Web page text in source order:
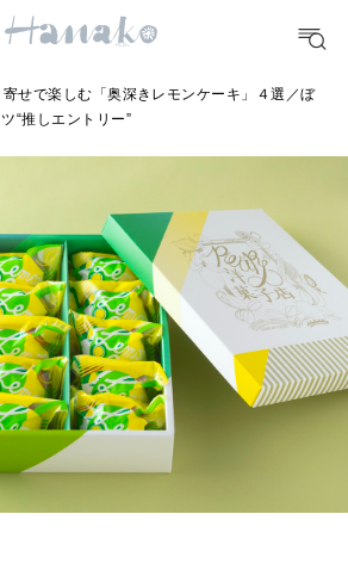
別] Monthly Love Holoscope
学がわかる今月のあなた
自分にやさしく
LEARN
MAMA
ママもいろいろ
SUSTAINABLE
わたしができること
CULTURE
寄せで楽しむ「奥深きレモンケーキ」４選／ぼ
“推しエントリー”